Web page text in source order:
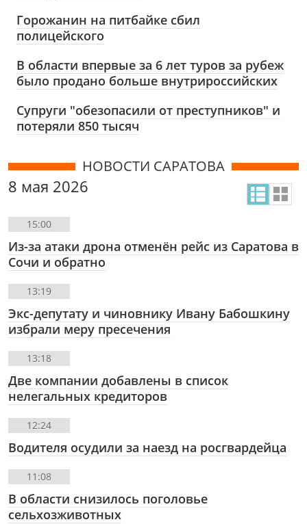
Горожанин на питбайке сбил
полицейского
В области впервые за 6 лет туров за рубеж
было продано больше внутрироссийских
Супруги "обезопасили от преступников" и
потеряли 850 тысяч
НОВОСТИ САРАТОВА
8 мая 2026
15:00
Из-за атаки дрона отменён рейс из Саратова в
Сочи и обратно
13:19
Экс-депутату и чиновнику Ивану Бабошкину
избрали меру пресечения
13:18
Две компании добавлены в список
нелегальных кредиторов
12:24
Водителя осудили за наезд на росгвардейца
11:08
В области снизилось поголовье
сельхозживотных